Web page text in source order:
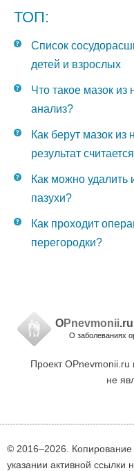
ТОП:
Список
детей и взрослых
Что такое мазок из
анализ?
Как берут мазок
результат
Как можно удалить
пазухи?
Как проходит
перегородки?
OPnevmonii.ru
О заболеваниях
Проект
не
© 2016–2026.
указании активной ссылки